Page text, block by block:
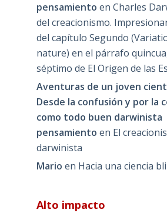
pensamiento en Charles
del creacionismo.
del capítulo Segundo
nature) en el párrafo
séptimo de El Origen de las
Aventuras de un joven
Desde la confusión y por la
como todo buen darwinista
pensamiento en El
darwinista
Mario en Hacia una ciencia
Alto impacto